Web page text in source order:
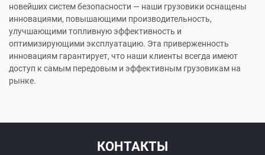
новейших систем безопасности — наши грузовики оснащены
инновациями, повышающими производительность,
улучшающими топливную эффективность и
оптимизирующими эксплуатацию. Эта приверженность
инновациям гарантирует, что наши клиенты всегда имеют
доступ к самым передовым и эффективным грузовикам на
рынке.
КОНТАКТЫ